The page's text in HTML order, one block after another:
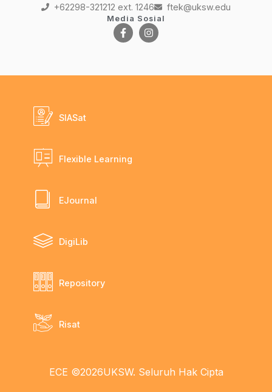
+62298-321212 ext. 1246 ftek@uksw.edu
Media Sosial
SIASat
Flexible Learning
EJournal
DigiLib
Repository
Risat
ECE ©2026UKSW. Seluruh Hak Cipta